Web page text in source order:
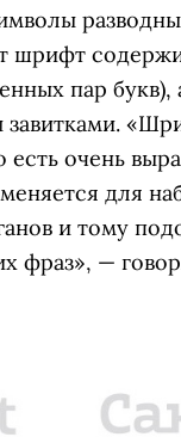
шрифт
пар букв),
очень
для
и тому
фраз», —